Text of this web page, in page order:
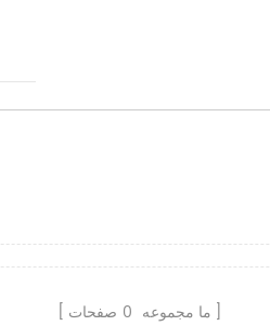
ما مجموعه 0 صفحات